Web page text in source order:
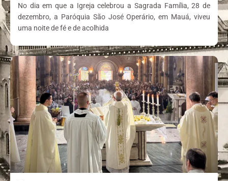
No dia em que a Igreja celebrou a Sagrada Família, 28 de
dezembro, a Paróquia São José Operário, em Mauá, viveu
uma noite de fé e de acolhida